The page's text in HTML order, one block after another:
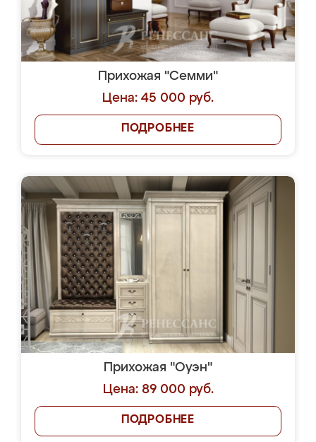
Прихожая "Семми"
Цена: 45 000 руб.
ПОДРОБНЕЕ
Прихожая "Оуэн"
Цена: 89 000 руб.
ПОДРОБНЕЕ